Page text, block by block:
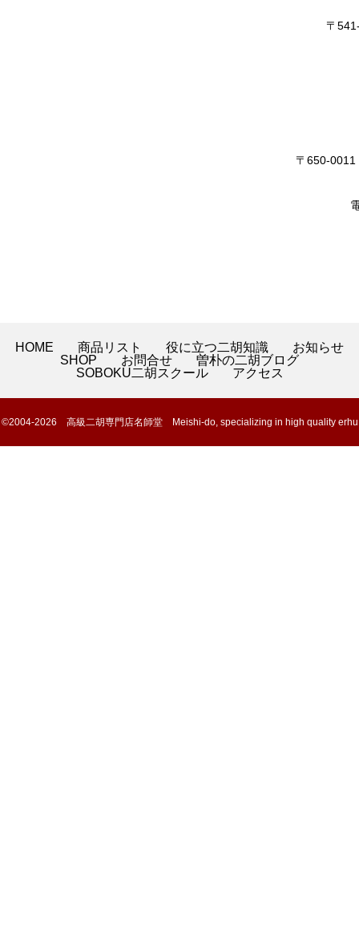
〒
〒650-
HOME 商品リスト 役に立つ二胡知識
お知らせ
SHOP
お問合せ
曽朴の二胡ブログ
SOBOKU二胡スクール
アクセス
©2004-2026 高級二胡専門店名師堂 Meishi-do, specializing in high quality erhu